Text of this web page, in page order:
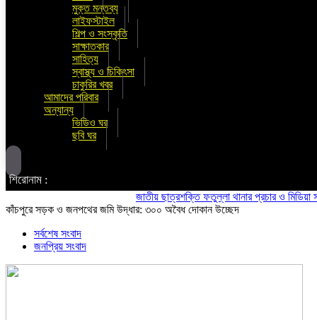
মুক্ত মন্তব্য
লাইফস্টাইল
শিল্প ও সংস্কৃতি
সাক্ষাতকার
সাহিত্য
স্বাস্থ্য ও চিকিৎসা
চাকুরির খবর
আমাদের পরিবার
অন্যান্য
ভিডিও ঘর
ছবি ঘর
শিরোনাম :
জাতীয় ছাত্রশক্তি ফতুল্লা থানার প্রচার ও মিডিয়া সম্পাদক
কাঁচপুরে সড়ক ও জনপথের জমি উদ্ধার: ৩০০ অবৈধ দোকান উচ্ছেদ
সর্বশেষ সংবাদ
জনপ্রিয় সংবাদ